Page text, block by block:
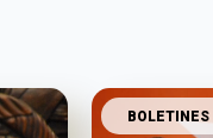
BOLETINES